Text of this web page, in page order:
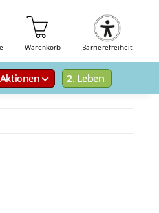
Warenkorb Barrierefreiheit
Aktionen 2. Leben